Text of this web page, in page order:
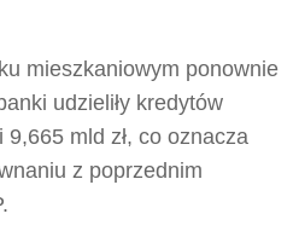
mieszkaniowym ponownie
udzieliły kredytów
mld zł, co oznacza
z poprzednim